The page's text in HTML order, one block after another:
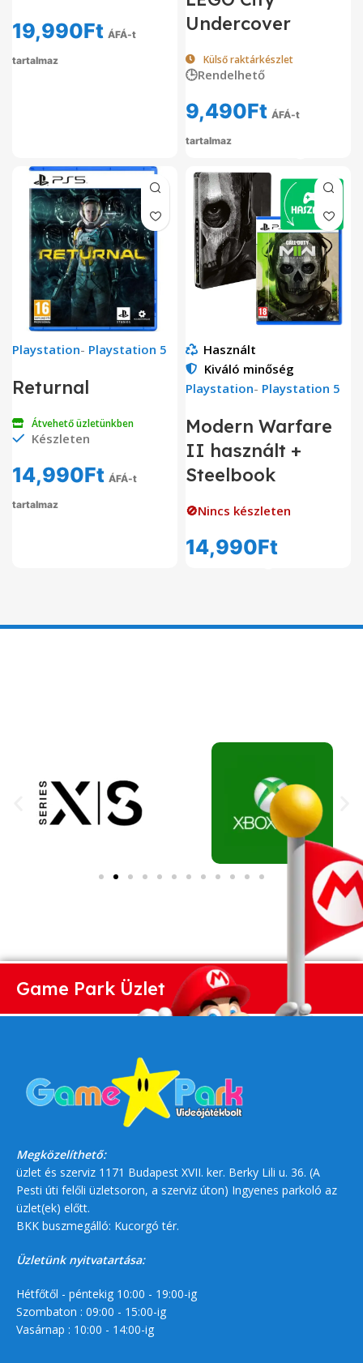
19,990Ft ÁFÁ-t
tartalmaz
Undercover
Külső raktárkészlet
🕒Rendelhető
9,490Ft ÁFÁ-t
tartalmaz
Playstation- Playstation 5
Returnal
Átvehető üzletünkben
Készleten
14,990Ft ÁFÁ-t
tartalmaz
Használt
Kiváló minőség
Playstation- Playstation 5
Modern Warfare
II használt +
Steelbook
🚫Nincs készleten
14,990Ft
Game Park Üzlet
Megközelíthető:
üzlet és szerviz 1171 Budapest XVII. ker. Berky Lili u. 36. (A
Pesti úti felőli üzletsoron, a szerviz úton) Ingyenes parkoló az
üzlet(ek) előtt.
BKK buszmegálló: Kucorgó tér.
Üzletünk nyitvatartása:
Hétfőtől - péntekig 10:00 - 19:00-ig
Szombaton : 09:00 - 15:00-ig
Vasárnap : 10:00 - 14:00-ig